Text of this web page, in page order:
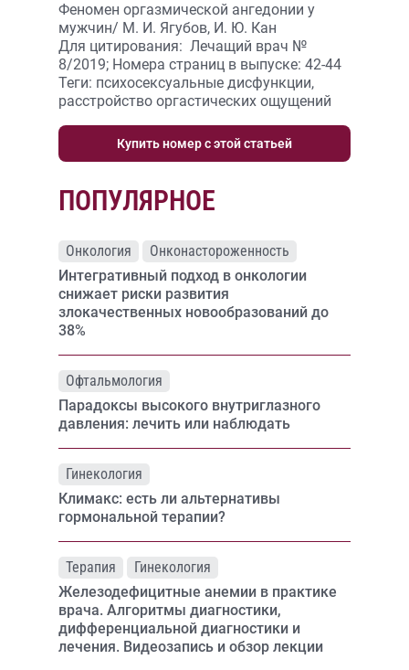
Феномен оргазмической ангедонии у
мужчин/ М. И. Ягубов, И. Ю. Кан
Для цитирования: Лечащий врач №
8/2019; Номера страниц в выпуске: 42-44
Теги: психосексуальные дисфункции,
расстройство оргастических ощущений
Купить номер с этой статьей
ПОПУЛЯРНОЕ
Онкология
Онконастороженность
Интегративный подход в онкологии
снижает риски развития
злокачественных новообразований до
38%
Офтальмология
Парадоксы высокого внутриглазного
давления: лечить или наблюдать
Гинекология
Климакс: есть ли альтернативы
гормональной терапии?
Терапия
Гинекология
Железодефицитные анемии в практике
врача. Алгоритмы диагностики,
дифференциальной диагностики и
лечения. Видеозапись и обзор лекции